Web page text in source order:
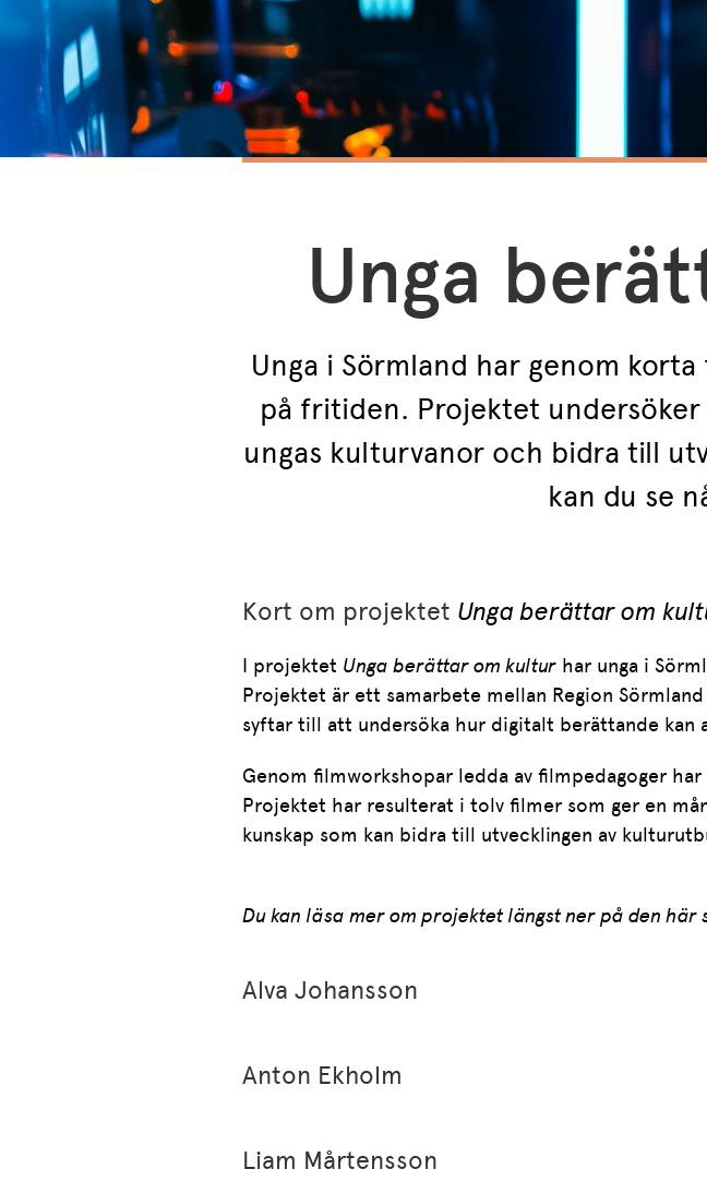
Unga
Unga i Sörmland har genom
på fritiden. Projektet
ungas kulturvanor och bidra till
kan du se
Kort om projektet Unga berättar om
I projektet Unga berättar om kultur har unga i
Projektet är ett samarbete mellan Region
syftar till att undersöka hur digitalt berättande kan
Genom filmworkshopar ledda av filmpedagoger
Projektet har resulterat i tolv filmer som ger en
kunskap som kan bidra till utvecklingen av
Du kan läsa mer om projektet längst ner på den här
Alva Johansson
Anton Ekholm
Liam Mårtensson